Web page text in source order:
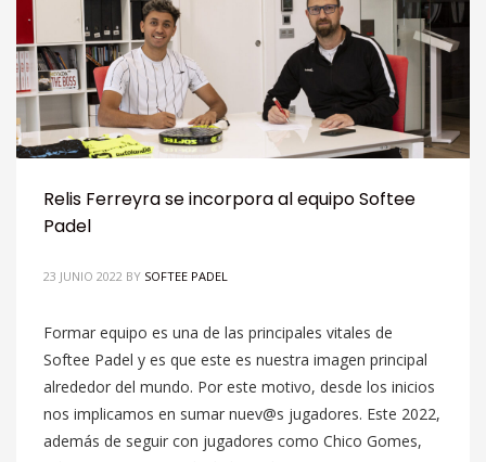
Relis Ferreyra se incorpora al equipo Softee
Padel
23 JUNIO 2022 BY SOFTEE PADEL
Formar equipo es una de las principales vitales de
Softee Padel y es que este es nuestra imagen principal
alrededor del mundo. Por este motivo, desde los inicios
nos implicamos en sumar nuev@s jugadores. Este 2022,
además de seguir con jugadores como Chico Gomes,